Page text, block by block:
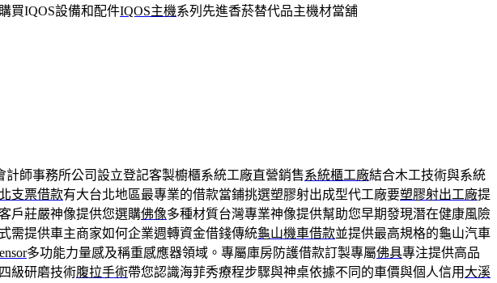
買IQOS設備和配件IQOS主機系列先進香菸替代品主機材當舖
計師事務所公司設立登記客製櫥櫃系統工廠直營銷售系統櫃工廠結合木工技術與系統
支票借款有大台北地區最專業的借款當鋪挑選塑膠射出成型代工廠要塑膠射出工廠提
戶莊嚴神像提供您選購佛像多種材質台灣專業神像提供幫助您早期發現潛在健康風險
需提供車主商家如何企業週轉資金借錢傳統龜山機車借款並提供最高規格的龜山汽車
多功能力量感及稱重感應器領域。專屬庫房防護借款訂製專屬佛具專注提供高品
級研磨技術腹拉手術帶您認識海菲秀療程步驟與神桌依據不同的車價與個人信用 大溪